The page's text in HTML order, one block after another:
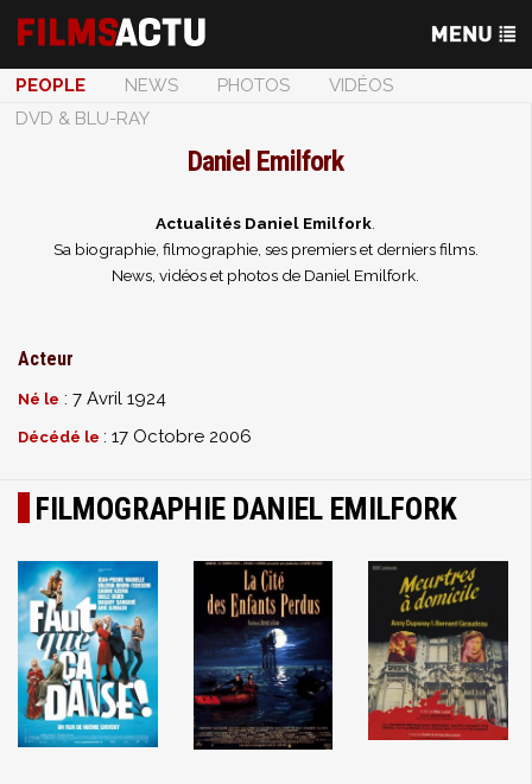
PEOPLE NEWS PHOTOS
VIDÉOS
DVD & BLU-RAY
Daniel Emilfork
Actualités Daniel Emilfork
Sa biographie, filmographie, ses premiers et derniers films.
News, vidéos et photos de Daniel Emilfork.
Acteur
Né le : 7 Avril 1924
Décédé le : 17 Octobre 2006
FILMOGRAPHIE DANIEL EMILFORK